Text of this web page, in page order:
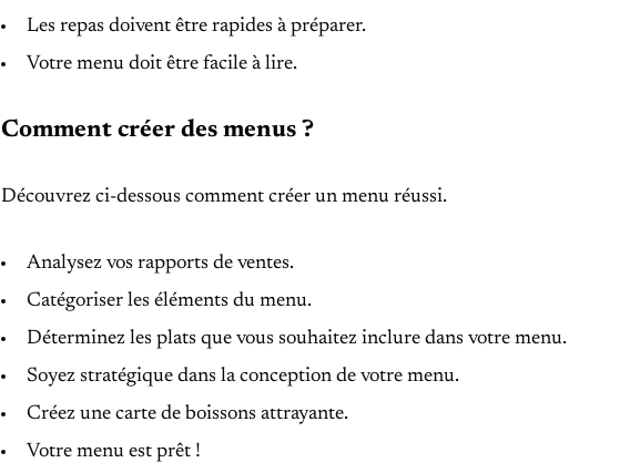
Les repas doivent être rapides à préparer.
Votre menu doit être facile à lire.
Comment créer des menus ?
Découvrez ci-dessous comment créer un menu réussi.
Analysez vos rapports de ventes.
Catégoriser les éléments du menu.
Déterminez les plats que vous souhaitez inclure dans votre menu.
Soyez stratégique dans la conception de votre menu.
Créez une carte de boissons attrayante.
Votre menu est prêt !